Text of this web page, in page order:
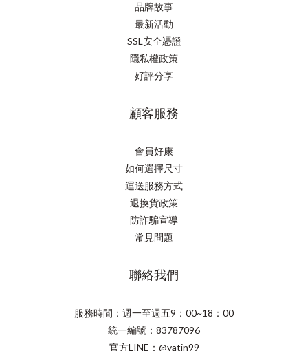
品牌故事
最新活動
SSL安全憑證
隱私權政策
好評分享
顧客服務
會員好康
如何選擇尺寸
運送服務方式
退換貨政策
防詐騙宣導
常見問題
聯絡我們
服務時間：週一至週五9：00~18：00
統一編號：83787096
官方LINE：@yatin99